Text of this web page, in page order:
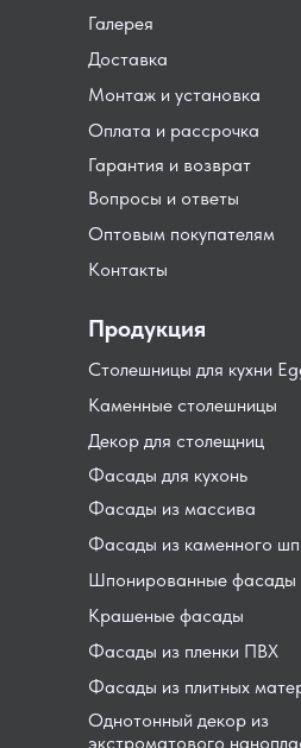
Гарантия и возврат
Монтаж и установка
Доставка
Оплата и рассрочка
Оптовым покупателям
Контакты
Вопросы и ответы
Фасады для кухонь
Каменные столешницы
Столешницы для кухни
Декор для столещниц
Шпонированные фасады
Фасады из массива
Фасады из каменного
Крашеные фасады
Фасады из пленки ПВХ
Фасады из плитных
Однотонный декор из
экстроматового
Галерея
Продукция